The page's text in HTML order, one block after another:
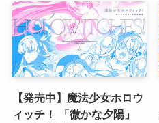
【発売中】魔法少女ホロウ
ィッチ！ 「微かな夕陽」